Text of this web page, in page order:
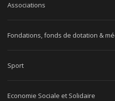
Associations
Fondations, fonds de dotation &
Sport
Economie Sociale et Solidaire